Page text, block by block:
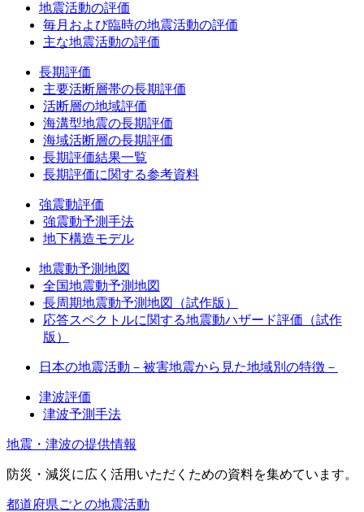
地震活動の評価
毎月および臨時の地震活動の評価
主な地震活動の評価
長期評価
主要活断層帯の長期評価
活断層の地域評価
海溝型地震の長期評価
海域活断層の長期評価
長期評価結果一覧
長期評価に関する参考資料
強震動評価
強震動予測手法
地下構造モデル
地震動予測地図
全国地震動予測地図
長周期地震動予測地図（試作版）
応答スペクトルに関する地震動ハザード評価（試作
版）
日本の地震活動－被害地震から見た地域別の特徴－
津波評価
津波予測手法
地震・津波の提供情報
防災・減災に広く活用いただくための資料を集めています。
都道府県ごとの地震活動